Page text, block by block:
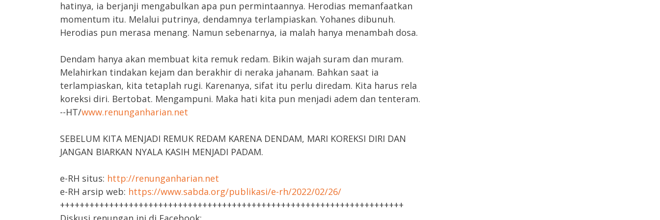
hatinya, ia berjanji mengabulkan apa pun permintaannya. Herodias memanfaatkan
momentum itu. Melalui putrinya, dendamnya terlampiaskan. Yohanes dibunuh.
Herodias pun merasa menang. Namun sebenarnya, ia malah hanya menambah dosa.
Dendam hanya akan membuat kita remuk redam. Bikin wajah suram dan muram.
Melahirkan tindakan kejam dan berakhir di neraka jahanam. Bahkan saat ia
terlampiaskan, kita tetaplah rugi. Karenanya, sifat itu perlu diredam. Kita harus rela
koreksi diri. Bertobat. Mengampuni. Maka hati kita pun menjadi adem dan tenteram.
--HT/www.renunganharian.net
SEBELUM KITA MENJADI REMUK REDAM KARENA DENDAM, MARI KOREKSI DIRI DAN
JANGAN BIARKAN NYALA KASIH MENJADI PADAM.
e-RH situs: http://renunganharian.net
e-RH arsip web: https://www.sabda.org/publikasi/e-rh/2022/02/26/
++++++++++++++++++++++++++++++++++++++++++++++++++++++++++++++++++++++